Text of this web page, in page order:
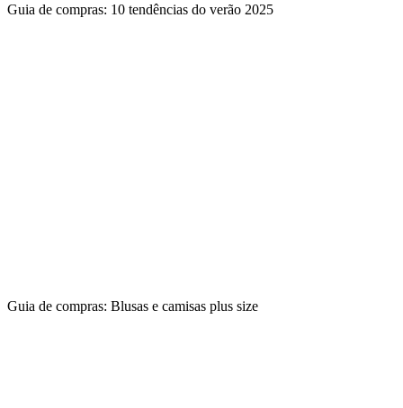
Guia de compras: 10 tendências do verão 2025
Guia de compras: Blusas e camisas plus size